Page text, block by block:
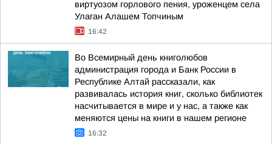
виртуозом горлового пения, уроженцем села
Улаган Алашем Топчиным
16:42
Во Всемирный день книголюбов
администрация города и Банк России в
Республике Алтай рассказали, как
развивалась история книг, сколько библиотек
насчитывается в мире и у нас, а также как
меняются цены на книги в нашем регионе
16:32